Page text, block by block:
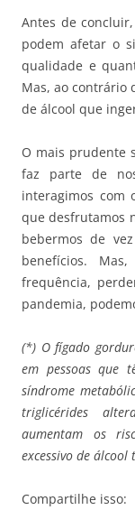
Antes de
podem afetar o
qualidade e
Mas, ao contrário
de álcool que
O mais prudente
faz parte de
interagimos com
que desfrutamos
bebermos de
benefícios.
frequência,
pandemia,
(*) O fígado
em pessoas que
síndrome
triglicérides
aumentam os
excessivo de álcool
Compartilhe isso: